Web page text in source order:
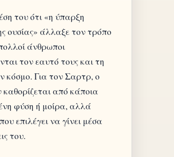
του ότι «η ύπαρξη
ουσίας» άλλαξε τον τρόπο
άνθρωποι
τον εαυτό τους και τη
κόσμο. Για τον Σαρτρ, ο
από κάποια
φύση ή μοίρα, αλλά
επιλέγει να γίνει μέσα
του.